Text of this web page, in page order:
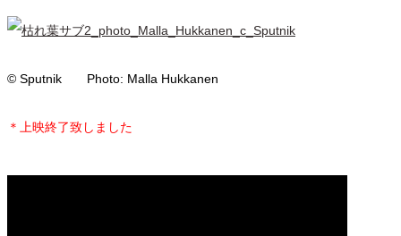
© Sputnik Photo: Malla Hukkanen
＊上映終了致しました